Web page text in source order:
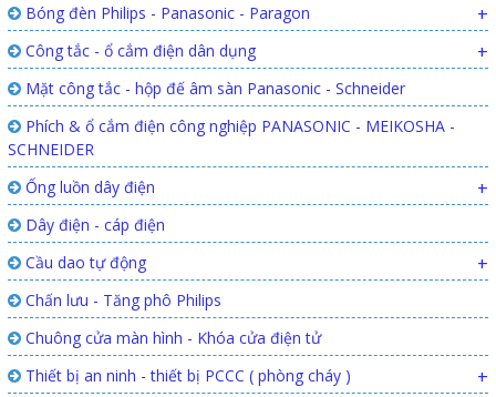
Bóng đèn Philips - Panasonic - Paragon +
Công tắc - ổ cắm điện dân dụng +
Mặt công tắc - hộp đế âm sàn Panasonic - Schneider
Phích & ổ cắm điện công nghiệp PANASONIC - MEIKOSHA -
SCHNEIDER
Ống luồn dây điện
+
Dây điện - cáp điện
Cầu dao tự động
+
Chấn lưu - Tăng phô Philips
Chuông cửa màn hình - Khóa cửa điện tử
Thiết bị an ninh - thiết bị PCCC ( phòng cháy )
+